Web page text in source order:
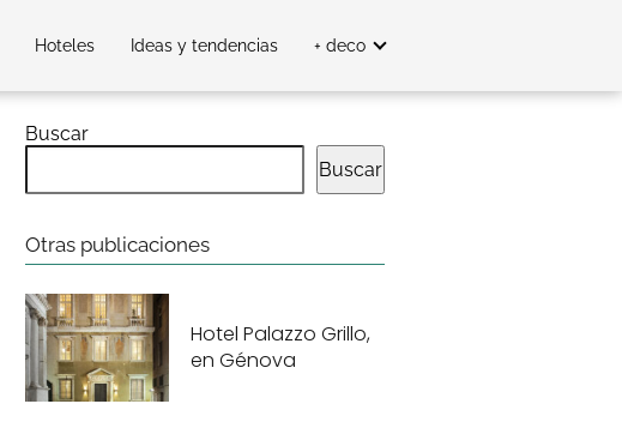
Hoteles Ideas y tendencias + deco
Buscar
Buscar
Otras publicaciones
Hotel Palazzo Grillo,
en Génova